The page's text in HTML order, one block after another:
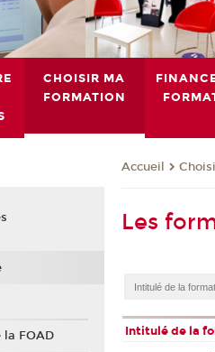
CHOISIR MA
FORMATION
Accueil
Les
Intitulé de la
FOAD